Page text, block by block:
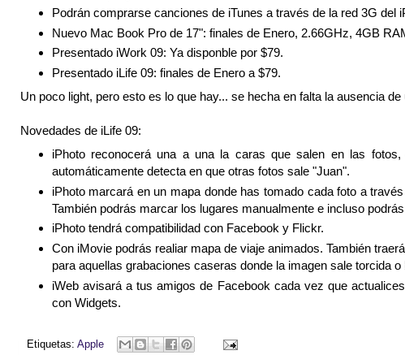
Podrán comprarse canciones de iTunes a través de la red 3G del
Nuevo Mac Book Pro de 17": finales de Enero, 2.66GHz, 4GB
Presentado iWork 09: Ya disponble por $79.
Presentado iLife 09: finales de Enero a $79.
Un poco light, pero esto es lo que hay... se hecha en falta la ausencia
Novedades de iLife 09:
iPhoto reconocerá una a una la caras que salen en las
automáticamente detecta en que otras fotos sale "Juan".
iPhoto marcará en un mapa donde has tomado cada foto a
También podrás marcar los lugares manualmente e incluso
iPhoto tendrá compatibilidad con Facebook y Flickr.
Con iMovie podrás realiar mapa de viaje animados. También
para aquellas grabaciones caseras donde la imagen sale torcida
iWeb avisará a tus amigos de Facebook cada vez que
con Widgets.
Etiquetas: Apple